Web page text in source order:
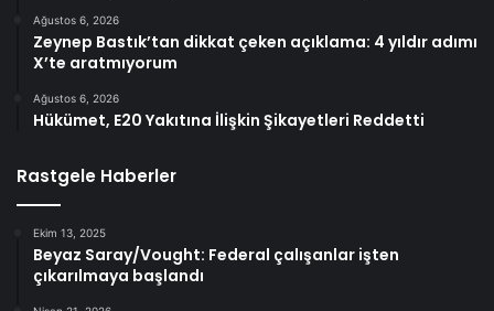
Ağustos 6, 2026
Zeynep Bastık’tan dikkat çeken açıklama: 4 yıldır adımı
X’te aratmıyorum
Ağustos 6, 2026
Hükümet, E20 Yakıtına İlişkin Şikayetleri Reddetti
Rastgele Haberler
Ekim 13, 2025
Beyaz Saray/Vought: Federal çalışanlar işten
çıkarılmaya başlandı